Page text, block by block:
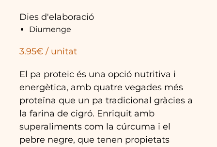
Dies d'elaboració
Diumenge
3.95€ / unitat
El pa proteic és una opció nutritiva i
energètica, amb quatre vegades més
proteïna que un pa tradicional gràcies a
la farina de cigró. Enriquit amb
superaliments com la cúrcuma i el
pebre negre, que tenen propietats